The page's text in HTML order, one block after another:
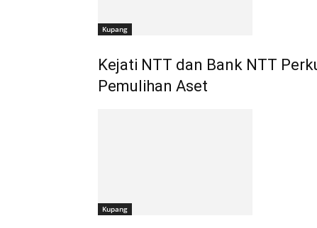
Kupang
Kejati NTT dan Bank NTT
Pemulihan Aset
Kupang